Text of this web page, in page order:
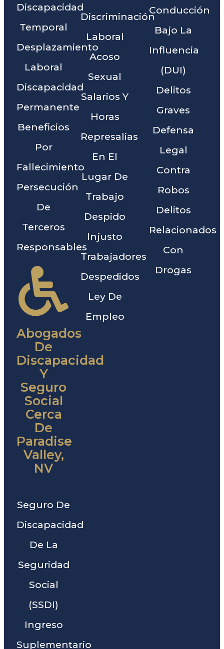
Discapacidad
Temporal
Desplazamiento
Laboral
Discapacidad
Permanente
Beneficios
Por
Fallecimiento
Persecución
De
Terceros
Responsables
Abogados
De
Discapacidad
Y
Seguro
Social
Cerca
De
Paradise
Valley,
NV
Seguro De
Discapacidad
De La
Seguridad
Social
(SSDI)
Ingreso
Suplementario
Discriminación
Laboral
Acoso
Sexual
Salarios Y
Horas
Represalias
En El
Lugar De
Trabajo
Despido
Injusto
Trabajadores
Despedidos
Ley De
Empleo
Conducción
Bajo La
Influencia
(DUI)
Delitos
Graves
Defensa
Legal
Contra
Robos
Delitos
Relacionados
Con
Drogas